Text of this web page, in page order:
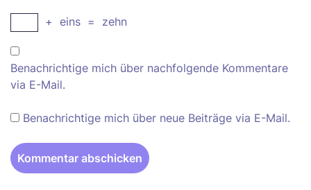
+ eins = zehn
Benachrichtige mich über nachfolgende Kommentare
via E-Mail.
Benachrichtige mich über neue Beiträge via E-Mail.